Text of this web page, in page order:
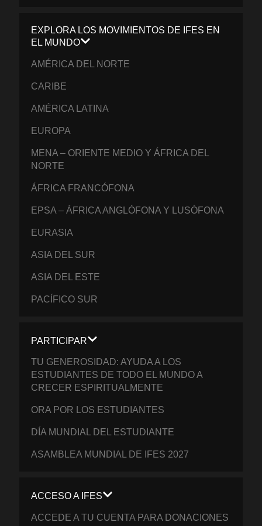
EXPLORA LOS MOVIMIENTOS DE IFES EN
EL MUNDO
AMÉRICA DEL NORTE
CARIBE
AMÉRICA LATINA
EUROPA
MENA – ORIENTE MEDIO Y ÁFRICA DEL
NORTE
ÁFRICA FRANCÓFONA
EPSA – ÁFRICA ANGLÓFONA Y LUSÓFONA
EURASIA
ASIA DEL SUR
ASIA DEL ESTE
PACÍFICO SUR
PARTICIPAR
TU GENEROSIDAD: AYUDA A LOS
ESTUDIANTES DE TODO EL MUNDO A
CRECER ESPIRITUALMENTE
ORA POR LOS ESTUDIANTES
DÍA MUNDIAL DEL ESTUDIANTE
ASAMBLEA MUNDIAL DE IFES 2027
ACCESO A IFES
ACCEDE A TU CUENTA PARA DONACIONES